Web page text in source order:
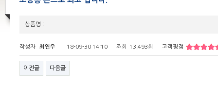
상품명 :
작성자 최연우 18-09-30 14:10 조회 13,493회 고객평점
이전글 다음글